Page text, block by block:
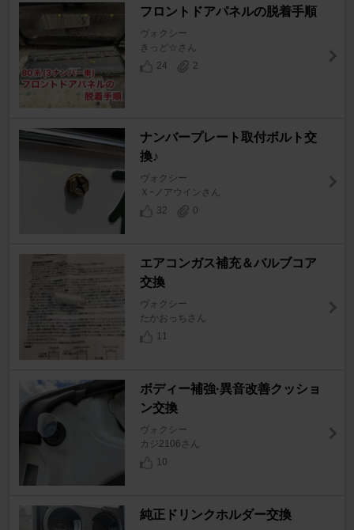
フロントドアパネルの脱着手順
ヴォクシー
きっど☆さん
24
2
ナンバープレート取付ボルト交
換♪
ヴォクシー
Ｘｰノアウインさん
32
0
エアコンガス補充＆バルブコア
交換
ヴォクシー
たかおっちさん
11
ボディー補強·異音改善クッショ
ン交換
ヴォクシー
カジ2106さん
10
純正ドリンクホルダー交換